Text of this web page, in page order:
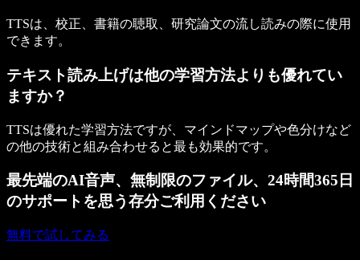
TTSは、校正、書籍の聴取、研究論文の流し読みの際に使用
できます。
テキスト読み上げは他の学習方法よりも優れてい
ますか？
TTSは優れた学習方法ですが、マインドマップや色分けなど
の他の技術と組み合わせると最も効果的です。
最先端のAI音声、無制限のファイル、24時間365日
のサポートを思う存分ご利用ください
無料で試してみる